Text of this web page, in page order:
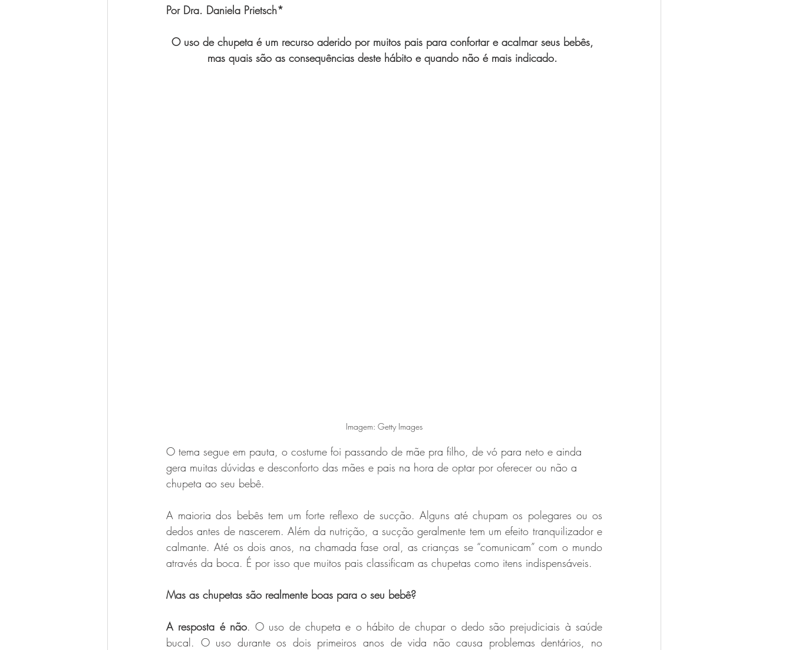
Por Dra. Daniela Prietsch*
O uso de chupeta é um recurso aderido por muitos pais para confortar e acalmar seus bebês,
mas quais são as consequências deste hábito e quando não é mais indicado.
Imagem: Getty Images
O tema segue em pauta, o costume foi passando de mãe pra filho, de vó para neto e ainda
gera muitas dúvidas e desconforto das mães e pais na hora de optar por oferecer ou não a
chupeta ao seu bebê.
A maioria dos bebês tem um forte reflexo de sucção. Alguns até chupam os polegares ou os
dedos antes de nascerem. Além da nutrição, a sucção geralmente tem um efeito tranquilizador e
calmante. Até os dois anos, na chamada fase oral, as crianças se “comunicam” com o mundo
através da boca. É por isso que muitos pais classificam as chupetas como itens indispensáveis.
Mas as chupetas são realmente boas para o seu bebê?
A resposta é não. O uso de chupeta e o hábito de chupar o dedo são prejudiciais à saúde
bucal. O uso durante os dois primeiros anos de vida não causa problemas dentários, no